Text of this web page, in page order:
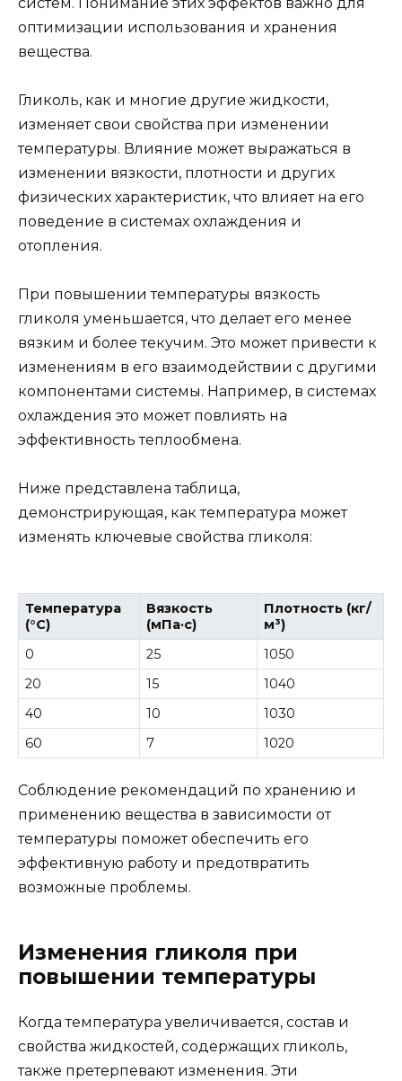
оптимизации использования и хранения
вещества.
Гликоль, как и многие другие жидкости,
изменяет свои свойства при изменении
температуры. Влияние может выражаться в
изменении вязкости, плотности и других
физических характеристик, что влияет на его
поведение в системах охлаждения и
отопления.
При повышении температуры вязкость
гликоля уменьшается, что делает его менее
вязким и более текучим. Это может привести к
изменениям в его взаимодействии с другими
компонентами системы. Например, в системах
охлаждения это может повлиять на
эффективность теплообмена.
Ниже представлена таблица,
демонстрирующая, как температура может
изменять ключевые свойства гликоля:
Температура
(°C)
Вязкость
(мПа·с)
Плотность (кг/
м³)
0
25
1050
20
15
1040
40
10
1030
60
7 1020
Соблюдение рекомендаций по хранению и
применению вещества в зависимости от
температуры поможет обеспечить его
эффективную работу и предотвратить
возможные проблемы.
Изменения гликоля при
повышении температуры
Когда температура увеличивается, состав и
свойства жидкостей, содержащих гликоль,
также претерпевают изменения. Эти